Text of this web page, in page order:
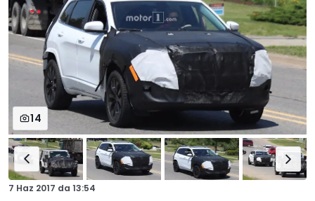
14
7 Haz 2017 da 13:54